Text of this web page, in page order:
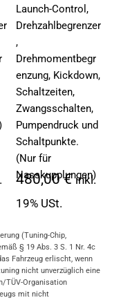
Launch-Control,
Drehzahlbegrenzer
,
Drehmomentbegr
enzung, Kickdown,
Schaltzeiten,
Zwangsschalten,
Pumpendruck und
Schaltpunkte.
(Nur für
Nasskupplungen)
480,00 €inkl.
19% USt.
(Tuning-Chip,
§ 19 Abs. 3 S. 1 Nr. 4c
Fahrzeug erlischt, wenn
nicht unverzüglich eine
TÜV-Organisation
mit nicht